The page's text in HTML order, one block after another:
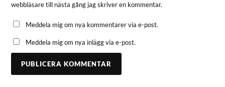
webbläsare till nästa gång jag skriver en kommentar.
Meddela mig om nya kommentarer via e-post.
Meddela mig om nya inlägg via e-post.